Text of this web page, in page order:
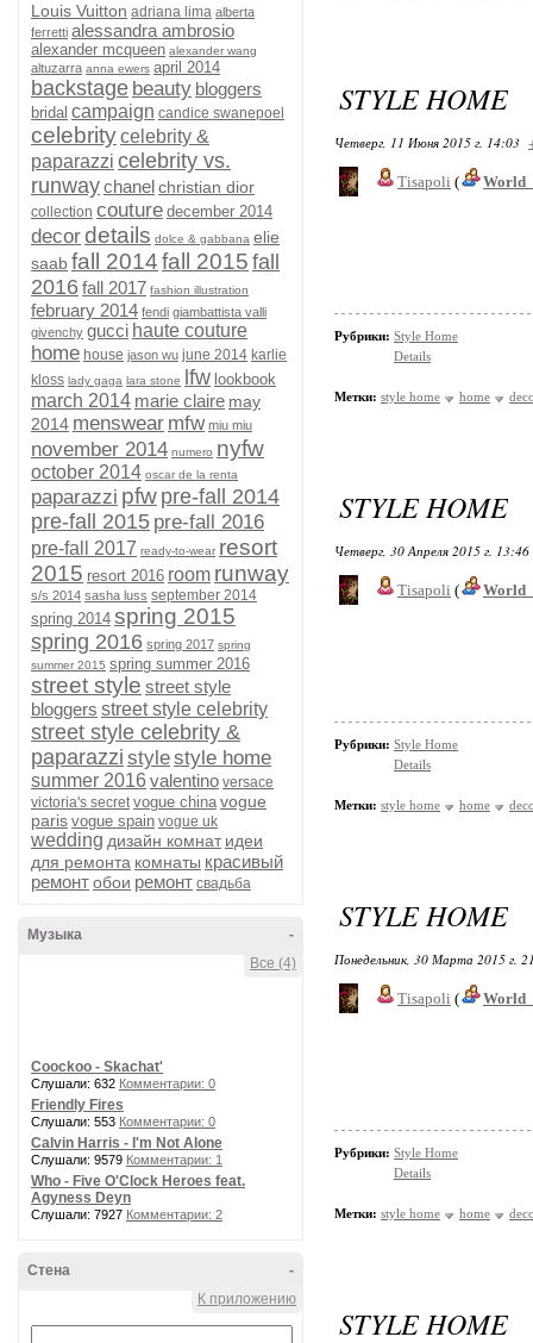
Louis Vuitton adriana lima alberta
ferretti alessandra ambrosio
alexander mcqueen alexander wang
altuzarra anna ewers april 2014
backstage beauty bloggers
bridal campaign candice swanepoel
celebritycelebrity &
paparazzi celebrity vs.
runwaychanelchristian dior
collection couture december 2014
decordetails dolce & gabbana elie
saabfall 2014fall 2015 fall
2016fall 2017 fashion illustration
february 2014 fendi giambattista valli
givenchy gucci haute couture
home house jason wu june 2014 karlie
kloss lady gaga lara stone lfw lookbook
march 2014 marie claire may
2014 menswear mfw miu miu
november 2014 numero nyfw
october 2014 oscar de la renta
paparazzi pfw pre-fall 2014
pre-fall 2015 pre-fall 2016
pre-fall 2017 ready-to-wear resort
2015 resort 2016 room runway
s/s 2014 sasha luss september 2014
spring 2014 spring 2015
spring 2016 spring 2017 spring
summer 2015 spring summer 2016
street style street style
bloggers street style celebrity
street style celebrity &
paparazzi stylestyle home
summer 2016 valentino versace
victoria's secret vogue china vogue
paris vogue spain vogue uk
wedding дизайн комнат идеи
для ремонта комнаты красивый
ремонтобои ремонт свадьба
-
Музыка
Все (4)
Coockoo - Skachat'
Слушали: 632 Комментарии: 0
Friendly Fires
Слушали: 553 Комментарии: 0
Calvin Harris - I'm Not Alone
Слушали: 9579 Комментарии: 1
Who - Five O'Clock Heroes feat.
Agyness Deyn
Слушали: 7927 Комментарии: 2
-
Стена
К приложению
STYLE HOME
Четверг, 11 Июня 2015 г. 14:03
Tisapoli (
Рубрики: Style Home
Details
Метки: style home home
STYLE HOME
Четверг, 30 Апреля 2015 г. 13:46
Tisapoli (
Рубрики: Style Home
Details
Метки: style home home
STYLE HOME
Понедельник, 30 Марта 2015 г.
Tisapoli (
Рубрики: Style Home
Details
Метки: style home home
STYLE HOME